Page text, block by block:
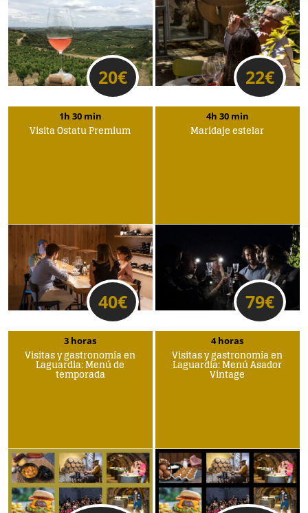
3 horas
Visitas y gastronomía en
Laguardia: Menú de
temporada
4 horas
Visitas y gastronomía en
Laguardia: Menú Asador
Vintage
20€ 22€
1h 30 min
Visita Ostatu Premium
40€
4h 30 min
Maridaje estelar
79€